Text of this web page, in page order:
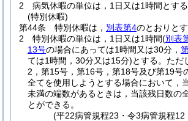
2
病気休暇の単位は，1日又は1時間とする
(特別休暇)
第44条
特別休暇は， 別表第4のとおりとす
2
特別休暇の単位は，1日又は1時間(別表
13号の場合にあっては1時間又は30分，
ては1時間，30分又は15分)とする。 ただ
2，第15号，第16号，第18号及び第19号
全てを使用しようとする場合において，
未満の端数があるときは，当該残日数の
とができる。
(平22病管規程23・令3病管規程12